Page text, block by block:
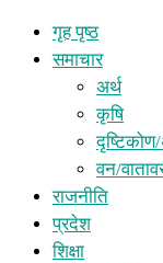
गृह पृष्ठ
समाचार
अर्थ
कृषि
दृष्टिकोण/
वन/
राजनीति
प्रदेश
शिक्षा